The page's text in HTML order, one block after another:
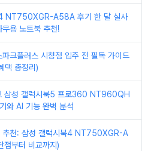
NT750XGR-A58A 후기 한 달 실사
용 노트북 추천!
크플러스 시청점 입주 전 필독 가이드
택 총정리)
! 삼성 갤럭시북5 프로360 NT960QH
와 AI 기능 완벽 분석
추천: 삼성 갤럭시북4 NT750XGR-A
점부터 비교까지)